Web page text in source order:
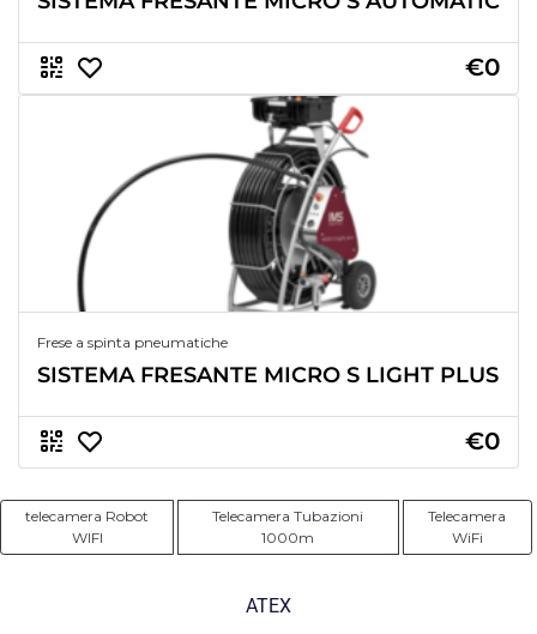
€0
Frese a spinta pneumatiche
SISTEMA FRESANTE MICRO S LIGHT PLUS
€0
telecamera Robot
WIFI
Telecamera Tubazioni
1000m
Telecamera
WiFi
ATEX